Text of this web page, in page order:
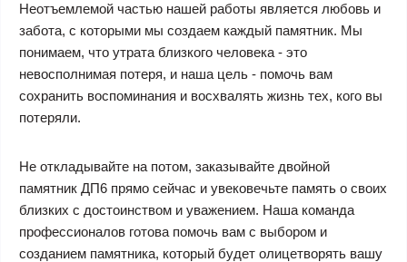
Неотъемлемой частью нашей работы является любовь и
забота, с которыми мы создаем каждый памятник. Мы
понимаем, что утрата близкого человека - это
невосполнимая потеря, и наша цель - помочь вам
сохранить воспоминания и восхвалять жизнь тех, кого вы
потеряли.
Не откладывайте на потом, заказывайте двойной
памятник ДП6 прямо сейчас и увековечьте память о своих
близких с достоинством и уважением. Наша команда
профессионалов готова помочь вам с выбором и
созданием памятника, который будет олицетворять вашу